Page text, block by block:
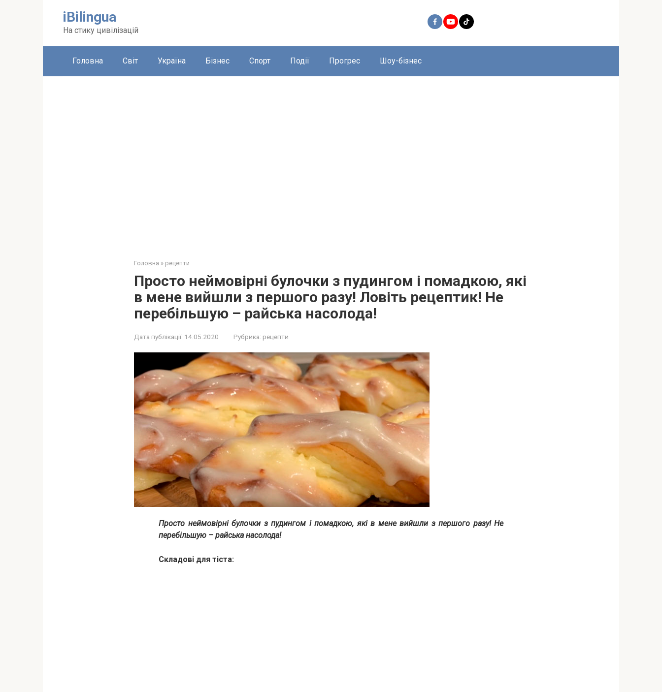
iBilingua
На стику цивілізацій
Головна Світ Україна Бізнес Спорт Події Прогрес Шоу-бізнес
Головна » рецепти
Просто неймовірні булочки з пудингом і помадкою, які
в мене вийшли з першого разу! Ловіть рецептик! Не
перебільшую – райська насолода!
Дата публікації: 14.05.2020 Рубрика: рецепти
Просто неймовірні булочки з пудингом і помадкою, які в мене вийшли з першого разу! Не
перебільшую – райська насолода!
Складові для тіста: